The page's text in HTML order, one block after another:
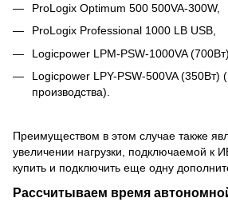
ProLogix Optimum 500 500VA-300W,
ProLogix Professional 1000 LB USB
Logicpower LPM-PSW-1000VA (700Вт)
Logicpower LPY-PSW-500VA (350Вт)
производства).
Преимуществом в этом случае также
увеличении нагрузки, подключаемой к
купить и подключить еще одну
Рассчитываем время